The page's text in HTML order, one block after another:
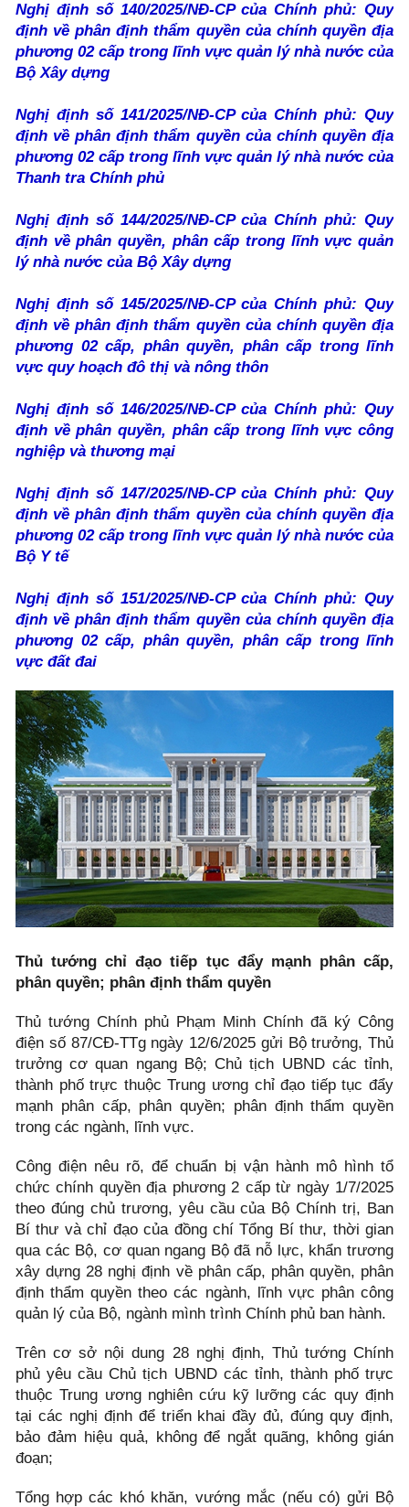
Nghị định số 140/2025/NĐ-CP của Chính phủ: Quy
định về phân định thẩm quyền của chính quyền địa
phương 02 cấp trong lĩnh vực quản lý nhà nước của
Bộ Xây dựng
Nghị định số 141/2025/NĐ-CP của Chính phủ: Quy
định về phân định thẩm quyền của chính quyền địa
phương 02 cấp trong lĩnh vực quản lý nhà nước của
Thanh tra Chính phủ
Nghị định số 144/2025/NĐ-CP của Chính phủ: Quy
định về phân quyền, phân cấp trong lĩnh vực quản
lý nhà nước của Bộ Xây dựng
Nghị định số 145/2025/NĐ-CP của Chính phủ: Quy
định về phân định thẩm quyền của chính quyền địa
phương 02 cấp, phân quyền, phân cấp trong lĩnh
vực quy hoạch đô thị và nông thôn
Nghị định số 146/2025/NĐ-CP của Chính phủ: Quy
định về phân quyền, phân cấp trong lĩnh vực công
nghiệp và thương mại
Nghị định số 147/2025/NĐ-CP của Chính phủ: Quy
định về phân định thẩm quyền của chính quyền địa
phương 02 cấp trong lĩnh vực quản lý nhà nước của
Bộ Y tế
Nghị định số 151/2025/NĐ-CP của Chính phủ: Quy
định về phân định thẩm quyền của chính quyền địa
phương 02 cấp, phân quyền, phân cấp trong lĩnh
vực đất đai
Thủ tướng chỉ đạo tiếp tục đẩy mạnh phân cấp,
phân quyền; phân định thẩm quyền
Thủ tướng Chính phủ Phạm Minh Chính đã ký Công
điện số 87/CĐ-TTg ngày 12/6/2025 gửi Bộ trưởng, Thủ
trưởng cơ quan ngang Bộ; Chủ tịch UBND các tỉnh,
thành phố trực thuộc Trung ương chỉ đạo tiếp tục đẩy
mạnh phân cấp, phân quyền; phân định thẩm quyền
trong các ngành, lĩnh vực.
Công điện nêu rõ, để chuẩn bị vận hành mô hình tổ
chức chính quyền địa phương 2 cấp từ ngày 1/7/2025
theo đúng chủ trương, yêu cầu của Bộ Chính trị, Ban
Bí thư và chỉ đạo của đồng chí Tổng Bí thư, thời gian
qua các Bộ, cơ quan ngang Bộ đã nỗ lực, khẩn trương
xây dựng 28 nghị định về phân cấp, phân quyền, phân
định thẩm quyền theo các ngành, lĩnh vực phân công
quản lý của Bộ, ngành mình trình Chính phủ ban hành.
Trên cơ sở nội dung 28 nghị định, Thủ tướng Chính
phủ yêu cầu Chủ tịch UBND các tỉnh, thành phố trực
thuộc Trung ương nghiên cứu kỹ lưỡng các quy định
tại các nghị định để triển khai đầy đủ, đúng quy định,
bảo đảm hiệu quả, không để ngắt quãng, không gián
đoạn;
Tổng hợp các khó khăn, vướng mắc (nếu có) gửi Bộ